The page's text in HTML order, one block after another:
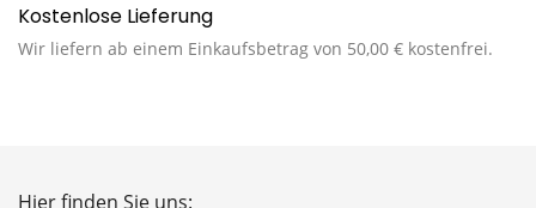
Kostenlose Lieferung
Wir liefern ab einem Einkaufsbetrag von 50,00 € kostenfrei.
Hier finden Sie uns: